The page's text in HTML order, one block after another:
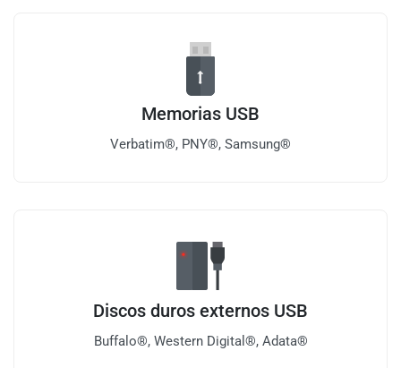
Memorias USB
Verbatim®, PNY®, Samsung®
Discos duros externos USB
Buffalo®, Western Digital®, Adata®